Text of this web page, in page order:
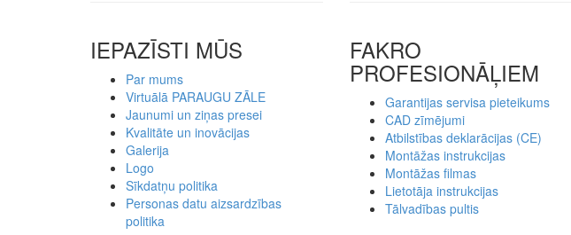
IEPAZĪSTI MŪS
Par mums
Virtuālā PARAUGU ZĀLE
Jaunumi un ziņas presei
Kvalitāte un inovācijas
Galerija
Logo
Sīkdatņu politika
Personas datu aizsardzības
politika
FAKRO
PROFESIONĀĻIEM
Garantijas servisa pieteikums
CAD zīmējumi
Atbilstības deklarācijas (CE)
Montāžas instrukcijas
Montāžas filmas
Lietotāja instrukcijas
Tālvadības pultis